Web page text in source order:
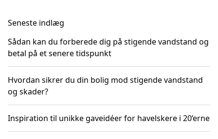
Seneste indlæg
Sådan kan du forberede dig på stigende vandstand og
betal på et senere tidspunkt
Hvordan sikrer du din bolig mod stigende vandstand
og skader?
Inspiration til unikke gaveidéer for havelskere i 20’erne